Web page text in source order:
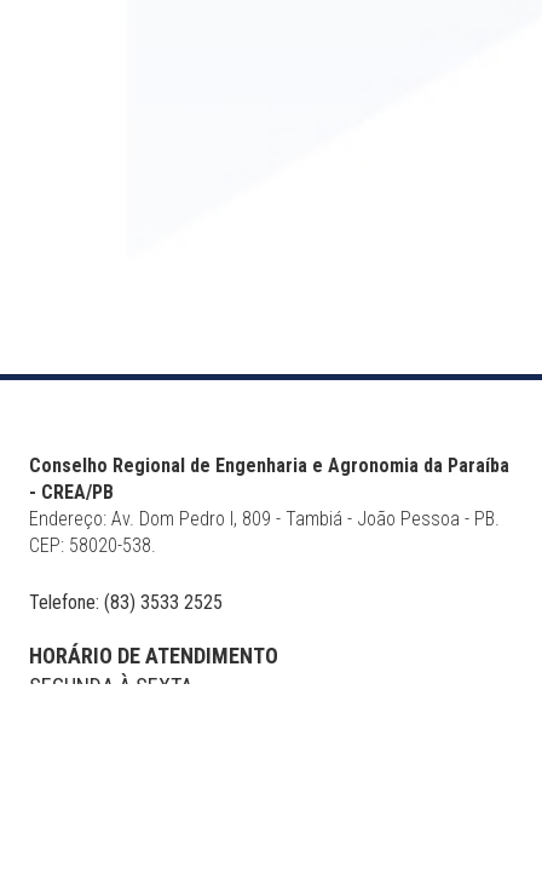
Conselho Regional de Engenharia e Agronomia da Paraíba
- CREA/PB
Endereço: Av. Dom Pedro I, 809 - Tambiá - João Pessoa - PB.
CEP: 58020-538.
Telefone: (83) 3533 2525
HORÁRIO DE ATENDIMENTO
SEGUNDA À SEXTA